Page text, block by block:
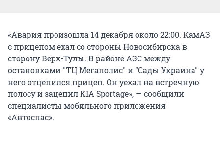
«Авария произошла 14 декабря около 22:00. КамАЗ
с прицепом ехал со стороны Новосибирска в
сторону Верх-Тулы. В районе АЗС между
остановками "ТЦ Мегаполис" и "Сады Украина" у
него отцепился прицеп. Он уехал на встречную
полосу и зацепил KIA Sportage», — сообщили
специалисты мобильного приложения
«Автоспас».